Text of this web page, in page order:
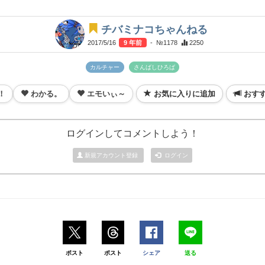
チバミナコちゃんねる
2017/5/16 9 年前 - №1178 2250
カルチャー さんばしひろば
わかる。 エモいぃ～ お気に入りに追加 おす
ログインしてコメントしよう！
新規アカウント登録 ログイン
ポスト ポスト シェア 送る